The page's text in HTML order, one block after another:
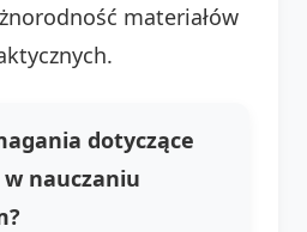
materiałów
dotyczące
nauczaniu